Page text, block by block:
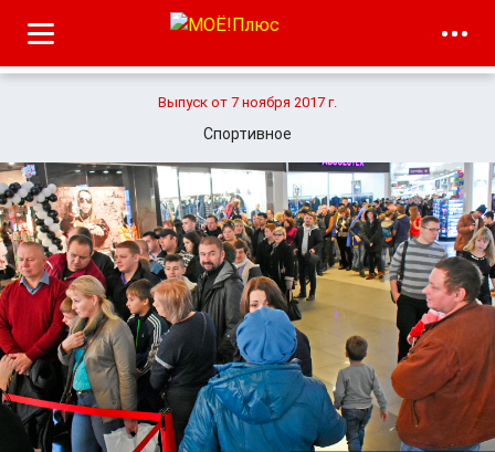
Выпуск от 7 ноября 2017 г.
Спортивное